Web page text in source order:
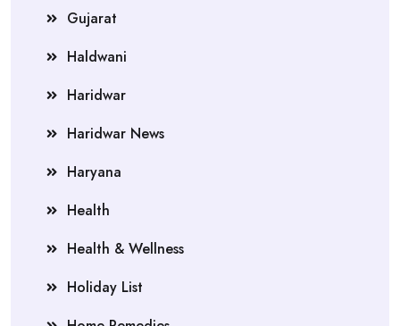
Gujarat
Haldwani
Haridwar
Haridwar News
Haryana
Health
Health & Wellness
Holiday List